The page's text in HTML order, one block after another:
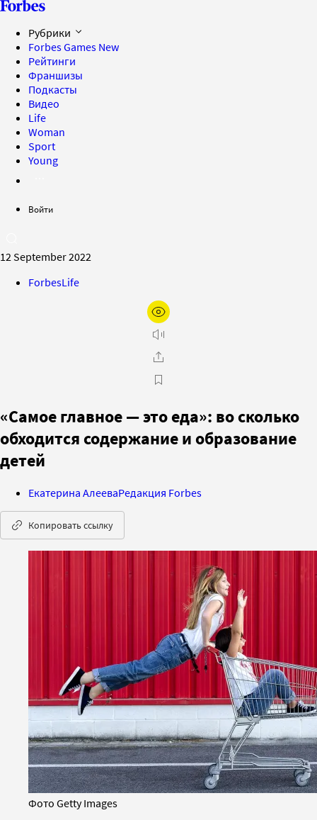
Рубрики
Forbes Games New
Рейтинги
Франшизы
Подкасты
Видео
Life
Woman
Sport
Young
Войти
12 September 2022
ForbesLife
«Самое главное — это еда»: во сколько
обходится содержание и образование
детей
Екатерина АлееваРедакция Forbes
Копировать ссылку
Фото Getty Images